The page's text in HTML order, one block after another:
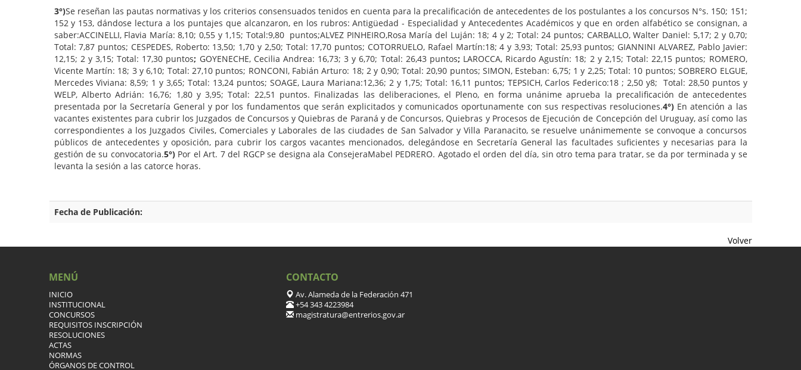
3°)Se reseñan las pautas normativas y los criterios consensuados tenidos en cuenta para la precalificación de antecedentes de los postulantes a los concursos N°s. 150; 151;
152 y 153, dándose lectura a los puntajes que alcanzaron, en los rubros: Antigüedad - Especialidad y Antecedentes Académicos y que en orden alfabético se consignan, a
saber:ACCINELLI, Flavia María: 8,10; 0,55 y 1,15; Total:9,80 puntos;ALVEZ PINHEIRO,Rosa María del Luján: 18; 4 y 2; Total: 24 puntos; CARBALLO, Walter Daniel: 5,17; 2 y 0,70;
Total: 7,87 puntos; CESPEDES, Roberto: 13,50; 1,70 y 2,50; Total: 17,70 puntos; COTORRUELO, Rafael Martín:18; 4 y 3,93; Total: 25,93 puntos; GIANNINI ALVAREZ, Pablo Javier:
12,15; 2 y 3,15; Total: 17,30 puntos; GOYENECHE, Cecilia Andrea: 16,73; 3 y 6,70; Total: 26,43 puntos; LAROCCA, Ricardo Agustín: 18; 2 y 2,15; Total: 22,15 puntos; ROMERO,
Vicente Martín: 18; 3 y 6,10; Total: 27,10 puntos; RONCONI, Fabián Arturo: 18; 2 y 0,90; Total: 20,90 puntos; SIMON, Esteban: 6,75; 1 y 2,25; Total: 10 puntos; SOBRERO ELGUE,
Mercedes Viviana: 8,59; 1 y 3,65; Total: 13,24 puntos; SOAGE, Laura Mariana:12,36; 2 y 1,75; Total: 16,11 puntos; TEPSICH, Carlos Federico:18 ; 2,50 y8; Total: 28,50 puntos y
WELP, Alberto Adrián: 16,76; 1,80 y 3,95; Total: 22,51 puntos. Finalizadas las deliberaciones, el Pleno, en forma unánime aprueba la precalificación de antecedentes
presentada por la Secretaría General y por los fundamentos que serán explicitados y comunicados oportunamente con sus respectivas resoluciones.4°) En atención a las
vacantes existentes para cubrir los Juzgados de Concursos y Quiebras de Paraná y de Concursos, Quiebras y Procesos de Ejecución de Concepción del Uruguay, así como las
correspondientes a los Juzgados Civiles, Comerciales y Laborales de las ciudades de San Salvador y Villa Paranacito, se resuelve unánimemente se convoque a concursos
públicos de antecedentes y oposición, para cubrir los cargos vacantes mencionados, delegándose en Secretaría General las facultades suficientes y necesarias para la
gestión de su convocatoria.5°) Por el Art. 7 del RGCP se designa ala ConsejeraMabel PEDRERO. Agotado el orden del día, sin otro tema para tratar, se da por terminada y se
levanta la sesión a las catorce horas.
Fecha de Publicación:
Volver
MENÚ
INICIO
INSTITUCIONAL
CONCURSOS
REQUISITOS INSCRIPCIÓN
RESOLUCIONES
ACTAS
NORMAS
ÓRGANOS DE CONTROL
CONTACTO
Av. Alameda de la Federación 471
+54 343 4223984
magistratura@entrerios.gov.ar